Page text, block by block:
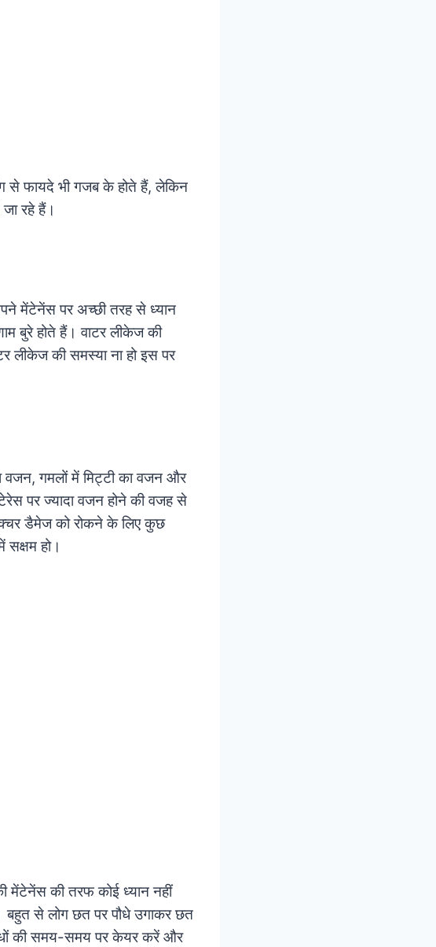
से फायदे भी गजब के होते हैं, लेकिन
रहे हैं।
मेंटेनेंस पर अच्छी तरह से ध्यान
बुरे होते हैं। वाटर लीकेज की
लीकेज की समस्या ना हो इस पर
वजन, गमलों में मिट्टी का वजन और
पर ज्यादा वजन होने की वजह से
डैमेज को रोकने के लिए कुछ
हो।
मेंटेनेंस की तरफ कोई ध्यान नहीं
से लोग छत पर पौधे उगाकर छत
की समय-समय पर केयर करें और